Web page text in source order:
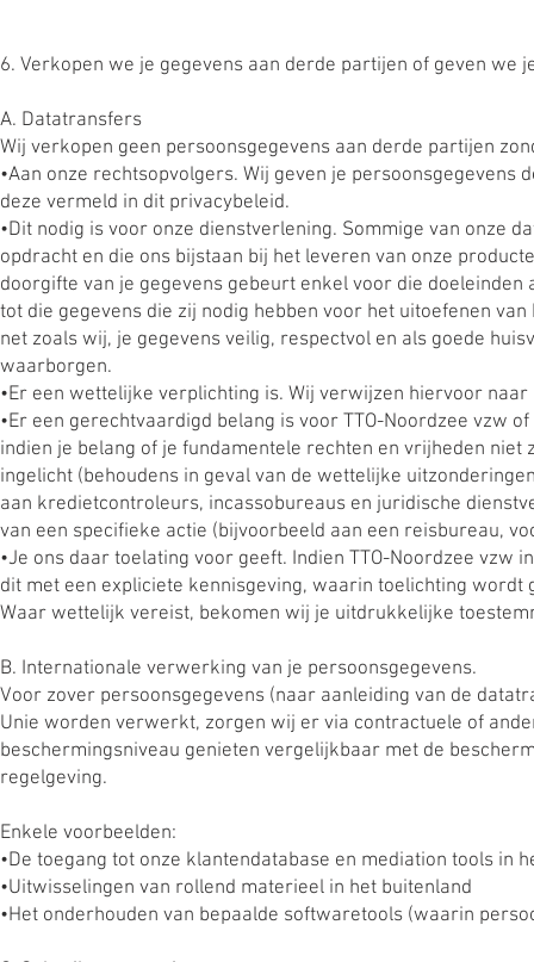
6. Verkopen we je gegevens aan derde partijen of geven we
A. Datatransfers
Wij verkopen geen persoonsgegevens aan derde partijen
•Aan onze rechtsopvolgers. Wij geven je
deze vermeld in dit privacybeleid.
•Dit nodig is voor onze dienstverlening. Sommige van onze
opdracht en die ons bijstaan bij het leveren van onze
doorgifte van je gegevens gebeurt enkel voor die
tot die gegevens die zij nodig hebben voor het uitoefenen
net zoals wij, je gegevens veilig, respectvol en als goede
waarborgen.
•Er een wettelijke verplichting is. Wij verwijzen hiervoor
•Er een gerechtvaardigd belang is voor TTO-Noordzee vzw
indien je belang of je fundamentele rechten en vrijheden
ingelicht (behoudens in geval van de wettelijke
aan kredietcontroleurs, incassobureaus en juridische
van een specifieke actie (bijvoorbeeld aan een reisbureau,
•Je ons daar toelating voor geeft. Indien TTO-Noordzee
dit met een expliciete kennisgeving, waarin toelichting
Waar wettelijk vereist, bekomen wij je uitdrukkelijke
B. Internationale verwerking van je persoonsgegevens.
Voor zover persoonsgegevens (naar aanleiding van de
Unie worden verwerkt, zorgen wij er via contractuele of
beschermingsniveau genieten vergelijkbaar met de
regelgeving.
Enkele voorbeelden:
•De toegang tot onze klantendatabase en mediation tools
•Uitwisselingen van rollend materieel in het buitenland
•Het onderhouden van bepaalde softwaretools (waarin